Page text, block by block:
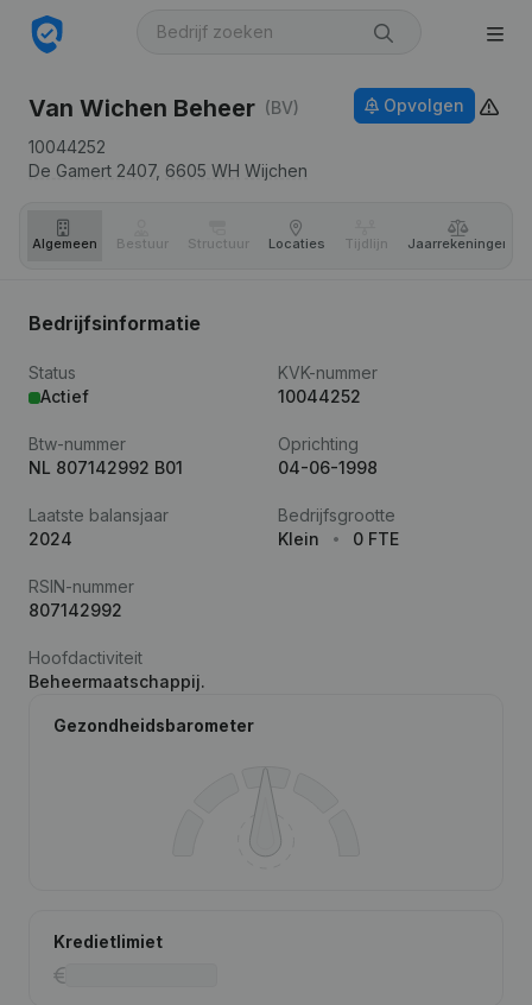
Van Wichen Beheer (BV)
10044252
De Gamert 2407, 6605 WH Wijchen
Opvolgen
Algemeen Bestuur Structuur Locaties Tijdlijn Jaar­rekeningen
Bedrijfsinformatie
Status
Actief
KVK-nummer
10044252
Btw-nummer
NL 807142992 B01
Oprichting
04-06-1998
Laatste balansjaar
2024
Bedrijfsgrootte
Klein
0 FTE
RSIN-nummer
807142992
Hoofdactiviteit
Beheermaatschappij.
Gezondheidsbarometer
Kredietlimiet